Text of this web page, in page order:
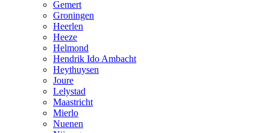
Gemert
Groningen
Heerlen
Heeze
Helmond
Hendrik Ido Ambacht
Heythuysen
Joure
Lelystad
Maastricht
Mierlo
Nuenen